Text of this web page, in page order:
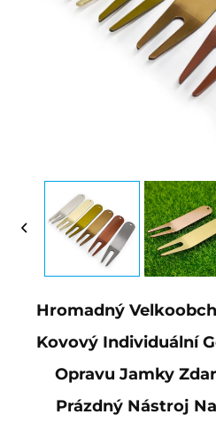
Hromadný
Kovový Individuální
Opravu Jamky
Prázdný Nástroj